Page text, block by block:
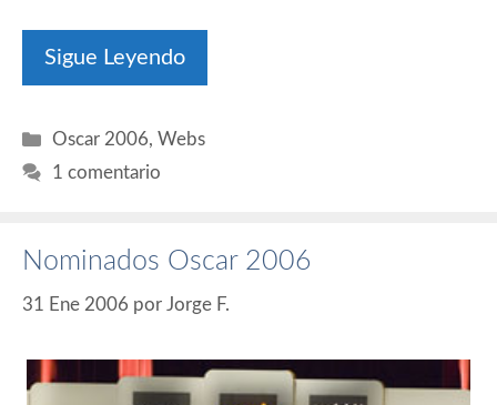
Sigue Leyendo
Categorías
Oscar 2006, Webs
1 comentario
Nominados Oscar 2006
31 Ene 2006 por Jorge F.